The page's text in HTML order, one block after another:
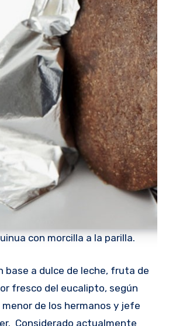
con morcilla a la parilla.
base a dulce de leche, fruta de
fresco del eucalipto, según
de los hermanos y jefe
Considerado actualmente